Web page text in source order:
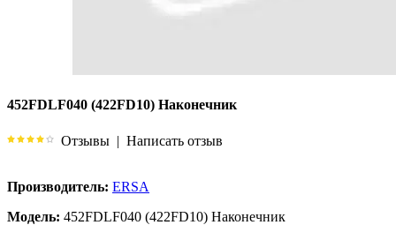
452FDLF040 (422FD10) Наконечник
Отзывы | Написать отзыв
Производитель: ERSA
Модель: 452FDLF040 (422FD10) Наконечник